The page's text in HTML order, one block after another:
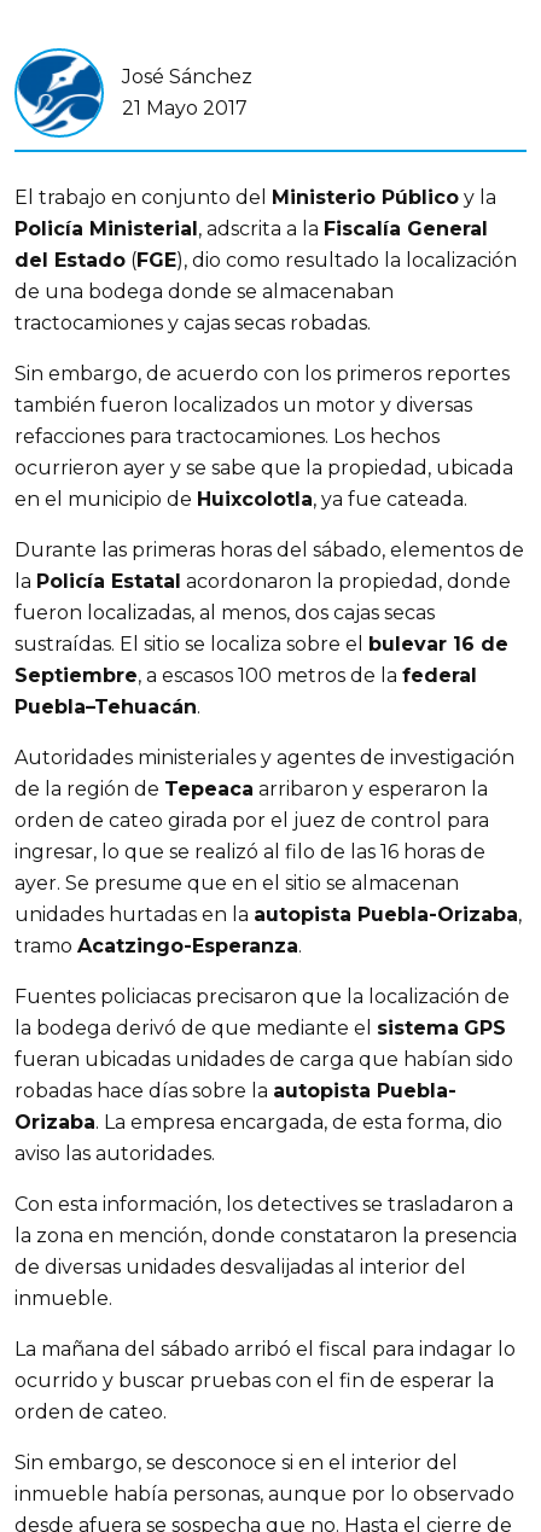
José Sánchez
21 Mayo 2017
El trabajo en conjunto del Ministerio Público y la
Policía Ministerial , adscrita a la Fiscalía General
del Estado (FGE), dio como resultado la localización
de una bodega donde se almacenaban
tractocamiones y cajas secas robadas.
Sin embargo, de acuerdo con los primeros reportes
también fueron localizados un motor y diversas
refacciones para tractocamiones. Los hechos
ocurrieron ayer y se sabe que la propiedad, ubicada
en el municipio de Huixcolotla, ya fue cateada.
Durante las primeras horas del sábado, elementos de
la Policía Estatal acordonaron la propiedad, donde
fueron localizadas, al menos, dos cajas secas
sustraídas. El sitio se localiza sobre el
bulevar 16 de
Septiembre, a escasos 100 metros de la federal
Puebla–Tehuacán.
Autoridades ministeriales y agentes de investigación
de la región de Tepeaca arribaron y esperaron la
orden de cateo girada por el juez de control para
ingresar, lo que se realizó al filo de las 16 horas de
ayer. Se presume que en el sitio se almacenan
unidades hurtadas en la autopista Puebla-Orizaba,
tramo Acatzingo-Esperanza.
Fuentes policiacas precisaron que la localización de
la bodega derivó de que mediante el sistema GPS
fueran ubicadas unidades de carga que habían sido
robadas hace días sobre la autopista Puebla-
Orizaba. La empresa encargada, de esta forma, dio
aviso las autoridades.
Con esta información, los detectives se trasladaron a
la zona en mención, donde constataron la presencia
de diversas unidades desvalijadas al interior del
inmueble.
La mañana del sábado arribó el fiscal para indagar lo
ocurrido y buscar pruebas con el fin de esperar la
orden de cateo.
Sin embargo, se desconoce si en el interior del
inmueble había personas, aunque por lo observado
desde afuera se sospecha que no. Hasta el cierre de